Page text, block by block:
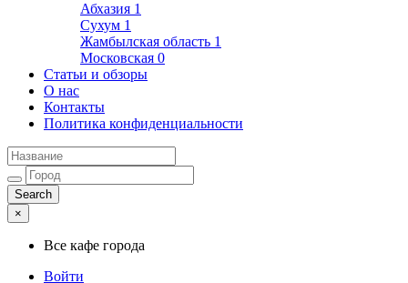
Абхазия 1
Сухум 1
Жамбылская область 1
Московская 0
Статьи и обзоры
О нас
Контакты
Политика конфиденциальности
×
Все кафе города
Войти